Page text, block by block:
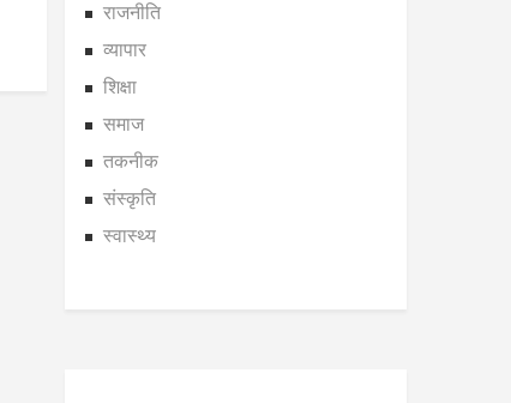
राजनीति
व्यापार
शिक्षा
समाज
तकनीक
संस्कृति
स्वास्थ्य